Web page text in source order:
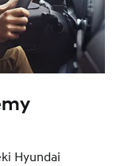
Hyundai